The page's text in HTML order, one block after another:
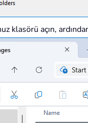
klasörü açın,